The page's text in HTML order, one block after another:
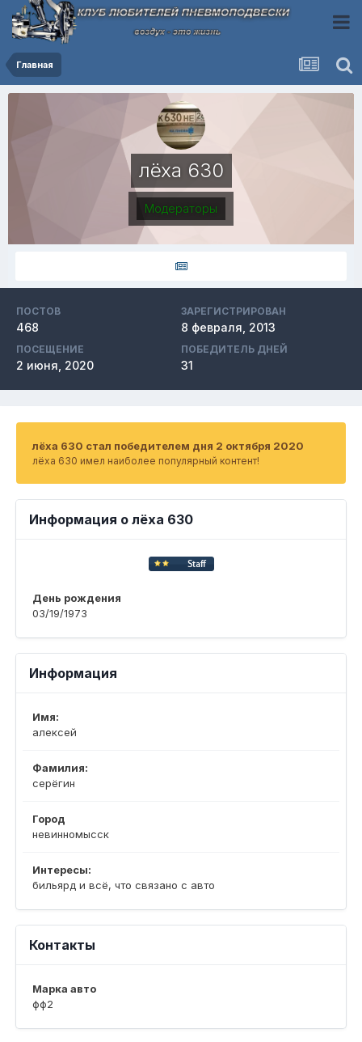
Главная
лёха 630
Модераторы
ПОСТОВ
468
ЗАРЕГИСТРИРОВАН
8 февраля, 2013
ПОСЕЩЕНИЕ
2 июня, 2020
ПОБЕДИТЕЛЬ ДНЕЙ
31
лёха 630 стал победителем дня 2 октября 2020
лёха 630 имел наиболее популярный контент!
Информация о лёха 630
День рождения
03/19/1973
Информация
Имя:
алексей
Фамилия:
серёгин
Город
невинномысск
Интересы:
бильярд и всё, что связано с авто
Контакты
Марка авто
фф2